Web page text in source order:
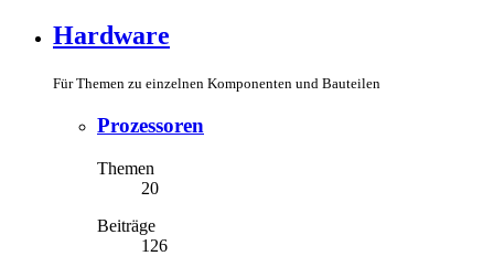
Hardware
Für Themen zu einzelnen Komponenten und Bauteilen
Prozessoren
Themen
20
Beiträge
126